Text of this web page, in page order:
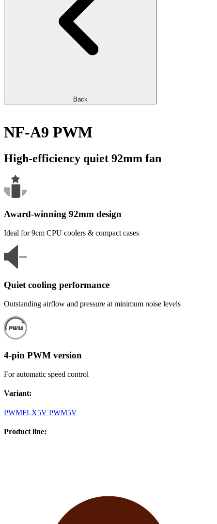
Back
NF-A9 PWM
High-efficiency quiet 92mm fan
Award-winning 92mm design
Ideal for 9cm CPU coolers & compact cases
Quiet cooling performance
Outstanding airflow and pressure at minimum noise levels
4-pin PWM version
For automatic speed control
Variant:
PWMFLX5V PWM5V
Product line: